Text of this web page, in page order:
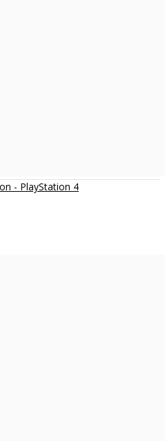
- PlayStation 4